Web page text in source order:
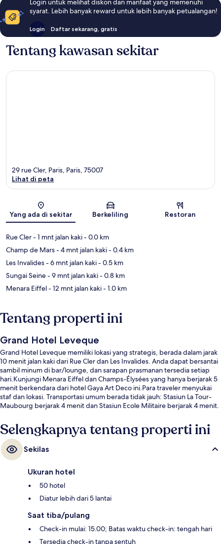
syarat. Lebih banyak reward untuk lebih banyak petualangan!
Login Daftar sekarang, gratis
Tentang kawasan sekitar
Peta
29 rue Cler, Paris, Paris, 75007
Lihat di peta
Yang ada di sekitar Berkeliling Restoran
Rue Cler- 1 mnt jalan kaki- 0.0 km
Champ de Mars- 4 mnt jalan kaki- 0.4 km
Les Invalides- 6 mnt jalan kaki- 0.5 km
Sungai Seine- 9 mnt jalan kaki- 0.8 km
Menara Eiffel- 12 mnt jalan kaki- 1.0 km
Tentang properti ini
Grand Hotel Leveque
Grand Hotel Leveque memiliki lokasi yang strategis, berada dalam jarak
10 menit jalan kaki dari Rue Cler dan Les Invalides. Anda dapat bersantai
sambil minum di bar/lounge, dan sarapan prasmanan tersedia setiap
hari.Kunjungi Menara Eiffel dan Champs-Élysées yang hanya berjarak 5
menit berkendara dari hotel Gaya Art Deco ini.Para traveler menyukai
staf dan lokasi. Transportasi umum berada tidak jauh: Stasiun La Tour-
Maubourg berjarak 4 menit dan Stasiun Ecole Militaire berjarak 4 menit.
Selengkapnya tentang properti ini
Sekilas
Ukuran hotel
50 hotel
Diatur lebih dari 5 lantai
Saat tiba/pulang
Check-in mulai: 15.00; Batas waktu check-in: tengah hari
Tersedia check-in tanpa sentuh